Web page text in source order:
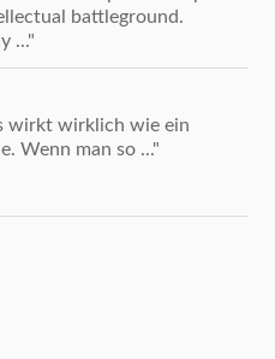
battleground.
..."
wirkt wirklich wie ein
Wenn man so ..."